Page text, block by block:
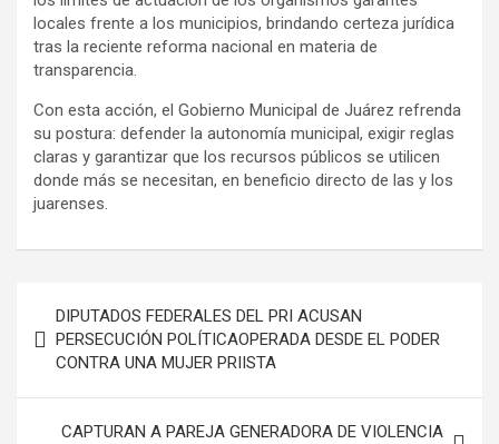
locales frente a los municipios, brindando certeza jurídica
tras la reciente reforma nacional en materia de
transparencia.
Con esta acción, el Gobierno Municipal de Juárez refrenda
su postura: defender la autonomía municipal, exigir reglas
claras y garantizar que los recursos públicos se utilicen
donde más se necesitan, en beneficio directo de las y los
juarenses.
de
entradas
DIPUTADOS FEDERALES DEL PRI ACUSAN
PERSECUCIÓN POLÍTICAOPERADA DESDE EL PODER
CONTRA UNA MUJER PRIISTA
CAPTURAN A PAREJA GENERADORA DE VIOLENCIA